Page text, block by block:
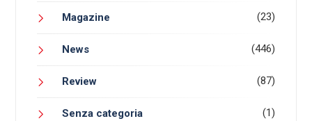
Magazine (23)
News (446)
Review (87)
Senza categoria (1)